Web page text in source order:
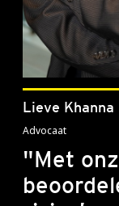
"Met
Lieve Khanna
Advocaat